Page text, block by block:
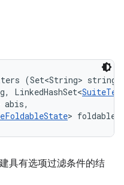
(Set<String>
LinkedHashSet<
abis,
>
具有选项过滤条件的结